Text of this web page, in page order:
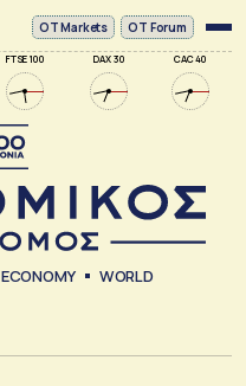
FTSE 100 DAX 30 CAC 40
ΟΤ Markets OT Forum
ECONOMY WORLD